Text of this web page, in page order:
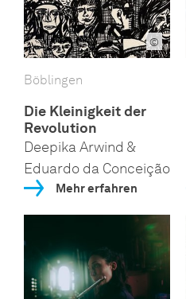
©
Böblingen
Die Kleinigkeit der
Revolution
Deepika Arwind &
Eduardo da Conceição
Mehr erfahren